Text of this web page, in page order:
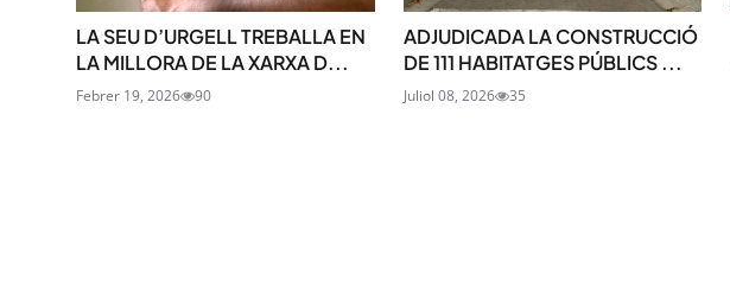
LA SEU D’URGELL TREBALLA EN
LA MILLORA DE LA XARXA D...
Febrer 19, 2026 90
ADJUDICADA LA CONSTRUCCIÓ
DE 111 HABITATGES PÚBLICS ...
Juliol 08, 2026 35